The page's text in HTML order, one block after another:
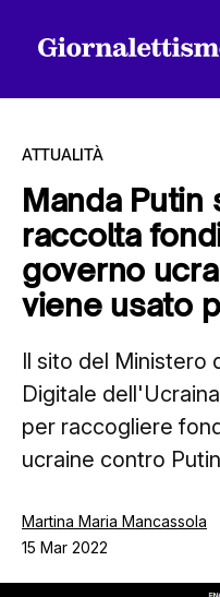
Tutti gli articoli
Contatti
ATTUALITÀ
Manda Putin
raccolta
governo
viene usato
Il sito del Ministero
Digitale
per raccogliere
ucraine contro Putin
Martina Maria Mancassola
15 Mar 2022